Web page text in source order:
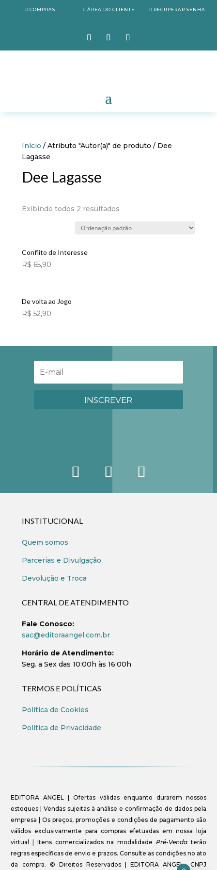
COMPRAS ÁREA DO CLIENTE RECUPERAR SENHA
Início / Atributo "Autor(a)" de produto / Dee
Lagasse
Dee Lagasse
Exibindo todos 2 resultados
Conflito de Interesse
R$ 65,90
De volta ao Jogo
R$ 52,90
INSCREVER
INSTITUCIONAL
Quem somos
Parcerias e Divulgação
Devolução e Troca
CENTRAL DE ATENDIMENTO
Fale Conosco:
sac@editoraangel.com.br
Horário de Atendimento:
Seg. a Sex das 10:00h às 16:00h
TERMOS E POLÍTICAS
Política de Cookies
Política de Privacidade
EDITORA ANGEL | Ofertas válidas enquanto durarem nossos
estoques | Vendas sujeitas à análise e confirmação de dados pela
empresa | Os preços, promoções e condições de pagamento são
válidos exclusivamente para compras efetuadas em nossa loja
virtual | Itens comercializados na modalidade Pré-Vendaterão
regras específicas de envio e prazos. Consulte as condições no ato
da compra. © Direitos Reservados | EDITORA ANGEL- CNPJ